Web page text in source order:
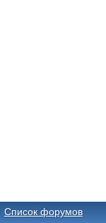
Список форумов